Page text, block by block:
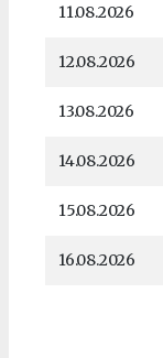
11.08.2026
12.08.2026
13.08.2026
14.08.2026
15.08.2026
16.08.2026